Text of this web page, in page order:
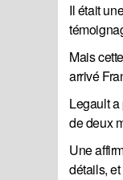
Il était
Mais
arrivé
Legault
de deux
Une
détails,